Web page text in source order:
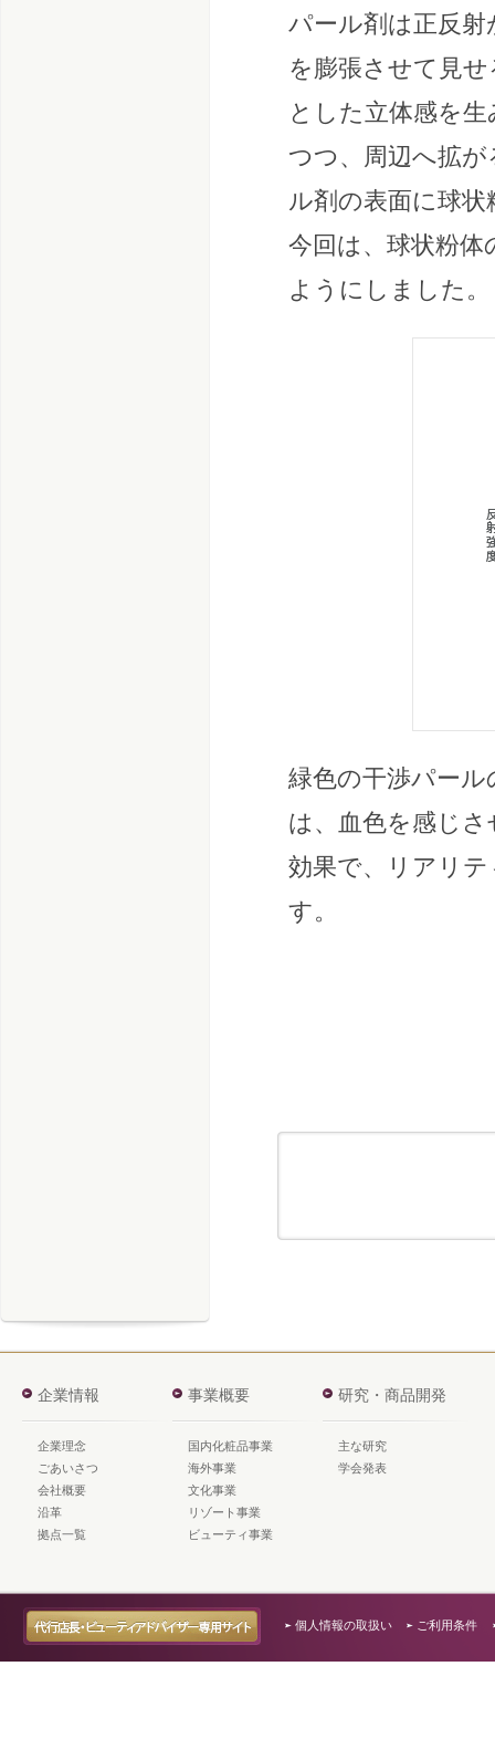
パール剤は正反
を膨張させて見
とした立体感を
つつ、周辺へ拡
ル剤の表面に球
今回は、球状粉
ようにしました。
緑色の干渉パー
は、血色を感じ
効果で、リアリ
す。
企業情報
企業理念
ごあいさつ
会社概要
沿革
拠点一覧
事業概要
国内化粧品事業
海外事業
文化事業
リゾート事業
ビューティ事業
研究・商品開発
主な研究
学会発表
個人情報の取扱い ご利用条件